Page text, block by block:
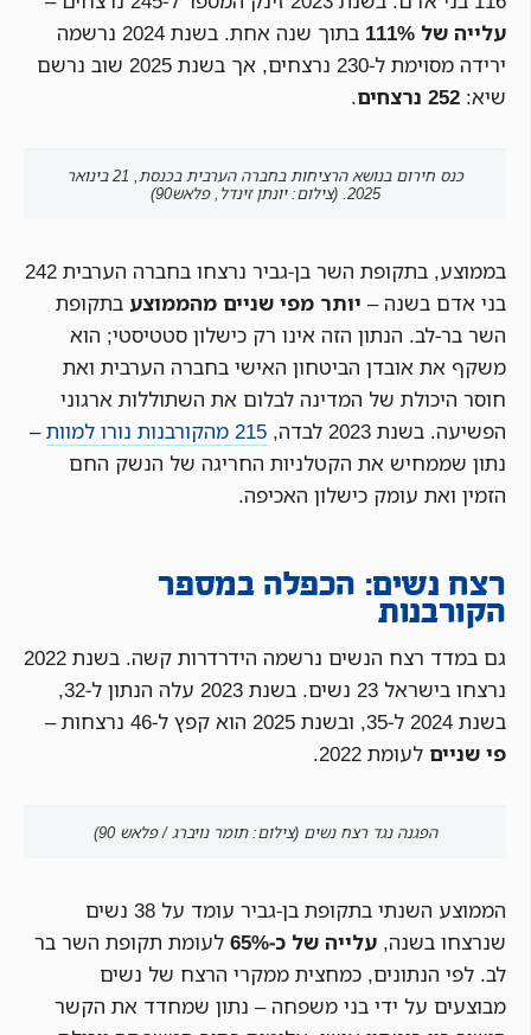
עלייה של 111%
בתוך שנה אחת. בשנת 2024 נרשמה
ירידה מסוימת ל-230 נרצחים, אך בשנת 2025 שוב נרשם
שיא: 252 נרצחים .
כנס חירום בנושא הרציחות בחברה הערבית בכנסת, 21 בינואר
2025. (צילום: יונתן זינדל, פלאש90)
בממוצע, בתקופת השר בן-גביר נרצחו בחברה הערבית 242
בני אדם בשנה – יותר מפי שניים מהממוצע בתקופת
השר בר-לב. הנתון הזה אינו רק כישלון סטטיסטי; הוא
משקף את אובדן הביטחון האישי בחברה הערבית ואת
חוסר היכולת של המדינה לבלום את השתוללות ארגוני
הפשיעה. בשנת 2023 לבדה,
215 מהקורבנות נורו למוות
–
נתון שממחיש את הקטלניות החריגה של הנשק החם
הזמין ואת עומק כישלון האכיפה.
רצח נשים: הכפלה במספר
הקורבנות
גם במדד רצח הנשים נרשמה הידרדרות קשה. בשנת 2022
נרצחו בישראל 23 נשים. בשנת 2023 עלה הנתון ל-32,
בשנת 2024 ל-35, ובשנת 2025 הוא קפץ ל-46 נרצחות –
פי שניים לעומת 2022.
הפגנה נגד רצח נשים (צילום: תומר נויברג / פלאש 90)
הממוצע השנתי בתקופת בן-גביר עומד על 38 נשים
שנרצחו בשנה, עלייה של כ-65%
לעומת תקופת השר בר
לב. לפי הנתונים, כמחצית ממקרי הרצח של נשים
מבוצעים על ידי בני משפחה – נתון שמחדד את הקשר